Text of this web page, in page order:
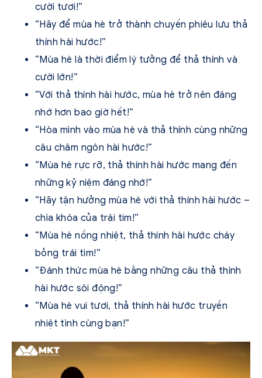
cười tươi!”
“Hãy để mùa hè trở thành chuyến phiêu lưu thả
thính hài hước!”
“Mùa hè là thời điểm lý tưởng để thả thính và
cười lớn!”
“Với thả thính hài hước, mùa hè trở nên đáng
nhớ hơn bao giờ hết!”
“Hòa mình vào mùa hè và thả thính cùng những
câu châm ngôn hài hước!”
“Mùa hè rực rỡ, thả thính hài hước mang đến
những kỷ niệm đáng nhớ!”
“Hãy tận hưởng mùa hè với thả thính hài hước –
chìa khóa của trái tim!”
“Mùa hè nồng nhiệt, thả thính hài hước cháy
bỏng trái tim!”
“Đánh thức mùa hè bằng những câu thả thính
hài hước sôi động!”
“Mùa hè vui tươi, thả thính hài hước truyền
nhiệt tình cùng bạn!”